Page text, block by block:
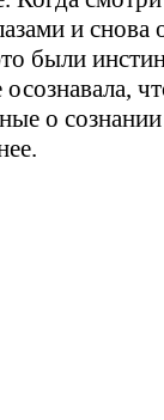
и снова
были
о